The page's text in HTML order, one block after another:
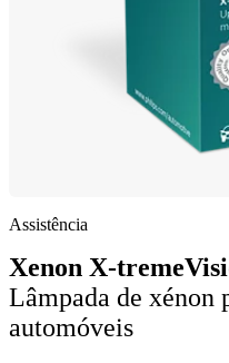
Assistência
Xenon X-
Lâmpada de xénon
automóveis